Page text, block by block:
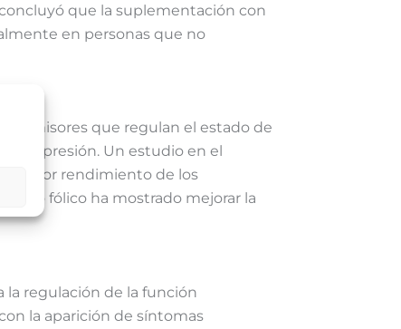
que la suplementación con
en personas que no
que regulan el estado de
depresión. Un estudio en el
menor rendimiento de los
fólico ha mostrado mejorar la
la regulación de la función
la aparición de síntomas